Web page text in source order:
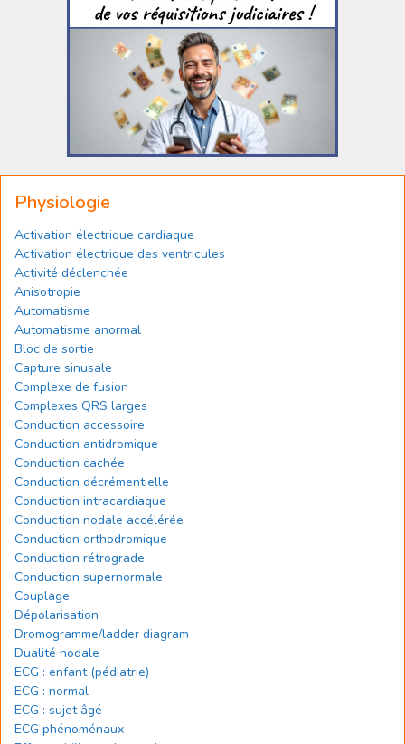
Physiologie
Activation électrique cardiaque
Activation électrique des ventricules
Activité déclenchée
Anisotropie
Automatisme
Automatisme anormal
Bloc de sortie
Capture sinusale
Complexe de fusion
Complexes QRS larges
Conduction accessoire
Conduction antidromique
Conduction cachée
Conduction décrémentielle
Conduction intracardiaque
Conduction nodale accélérée
Conduction orthodromique
Conduction rétrograde
Conduction supernormale
Couplage
Dépolarisation
Dromogramme/ladder diagram
Dualité nodale
ECG : enfant (pédiatrie)
ECG : normal
ECG : sujet âgé
ECG phénoménaux